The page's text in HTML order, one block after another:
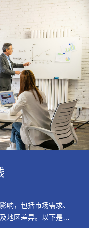
响，包括市场需求、
地区差异。以下是关